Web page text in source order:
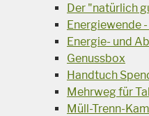
Der "natürlich
Energiewende
Energie- und
Genussbox
Handtuch
Mehrweg für
Müll-Trenn-